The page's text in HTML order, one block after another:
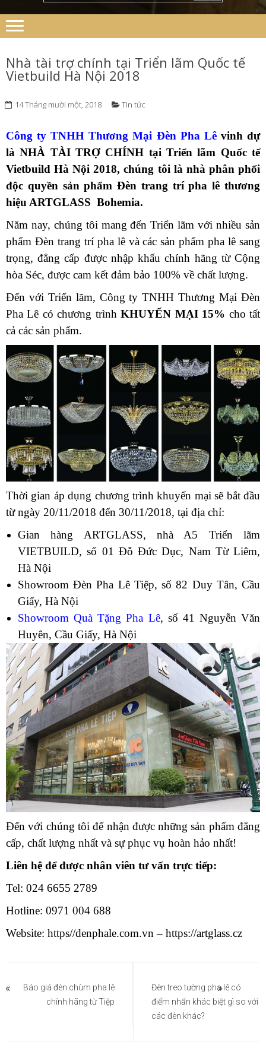
Nhà tài trợ chính tại Triển lãm Quốc tế
Vietbuild Hà Nội 2018
14 Tháng mười một, 2018 Tin tức
Công ty TNHH Thương Mại Đèn Pha Lêvinh dự
là NHÀ TÀI TRỢ CHÍNH tại Triển lãm Quốc tế
Vietbuild Hà Nội 2018, chúng tôi là nhà phân phối
độc quyền sản phẩm Đèn trang trí pha lê thương
hiệu ARTGLASS Bohemia.
Năm nay, chúng tôi mang đến Triển lãm với nhiều sản
phẩm Đèn trang trí pha lê và các sản phẩm pha lê sang
trọng, đẳng cấp được nhập khẩu chính hãng từ Cộng
hòa Séc, được cam kết đảm bảo 100% về chất lượng.
Đến với Triển lãm, Công ty TNHH Thương Mại Đèn
Pha Lê có chương trìnhKHUYẾN MẠI 15% cho tất
cả các sản phẩm.
Thời gian áp dụng chương trình khuyến mại sẽ bắt đầu
từ ngày 20/11/2018 đến 30/11/2018, tại địa chỉ:
Gian hàng ARTGLASS, nhà A5 Triển lãm
VIETBUILD, số 01 Đỗ Đức Dục, Nam Từ Liêm,
Hà Nội
Showroom Đèn Pha Lê Tiệp, số 82 Duy Tân, Cầu
Giấy, Hà Nội
Showroom Quà Tặng Pha Lê, số 41 Nguyễn Văn
Huyên, Cầu Giấy, Hà Nội
Đến với chúng tôi để nhận được những sản phẩm đẳng
cấp, chất lượng nhất và sự phục vụ hoàn hảo nhất!
Liên hệ để được nhân viên tư vấn trực tiếp:
Tel: 024 6655 2789
Hotline: 0971 004 688
Website: https//denphale.com.vn – https://artglass.cz
hướng
Báo giá đèn chùm pha lê
chính hãng từ Tiệp
Đèn treo tường pha lê có
điểm nhấn khác biệt gì so với
các đèn khác?